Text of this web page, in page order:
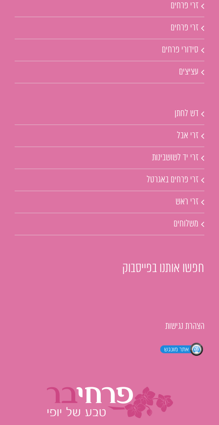
זרי פרחים
זרי פרחים
סידורי פרחים
עציצים
דש לחתן
זרי אבל
זרי יד לשושבינות
זרי פרחים באגרטל
זרי ראש
משלוחים
חפשו אותנו בפייסבוק
הצהרת נגישות